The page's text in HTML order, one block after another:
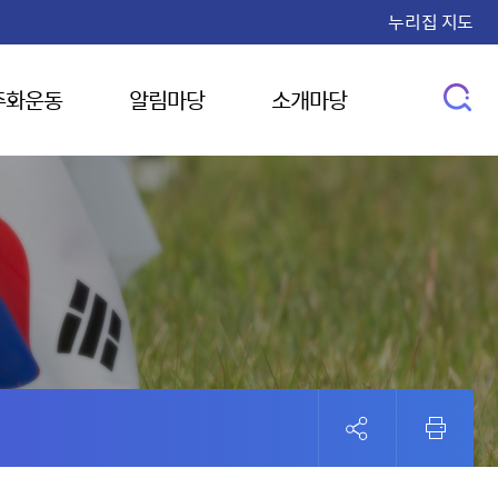
누리집 지도
운동 알림마당 소개마당